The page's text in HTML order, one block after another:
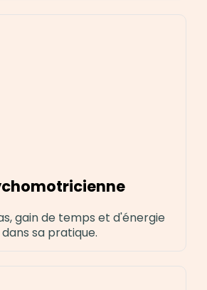
gain de temps et d'énergie
dans sa pratique.